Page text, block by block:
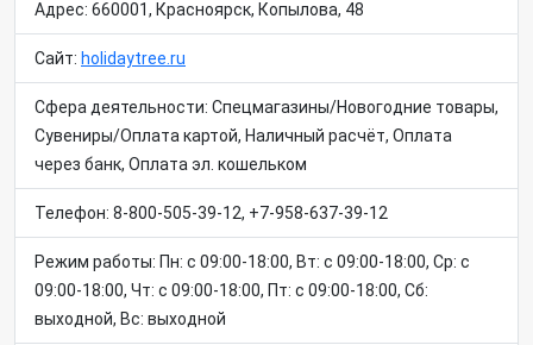
Адрес: 660001, Красноярск, Копылова, 48
Сайт: holidaytree.ru
Сфера деятельности: Спецмагазины/Новогодние товары,
Сувениры/Оплата картой, Наличный расчёт, Оплата
через банк, Оплата эл. кошельком
Телефон: 8-800-505-39-12, +7-958-637-39-12
Режим работы: Пн: c 09:00-18:00, Вт: c 09:00-18:00, Ср: c
09:00-18:00, Чт: c 09:00-18:00, Пт: c 09:00-18:00, Сб:
выходной, Вс: выходной